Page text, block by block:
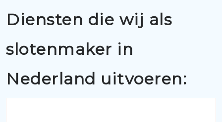
Diensten die wij als
slotenmaker in
Nederland uitvoeren: